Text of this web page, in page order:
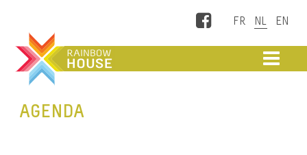
Facebook
AGENDA